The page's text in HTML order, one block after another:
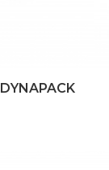
DYNAPACK